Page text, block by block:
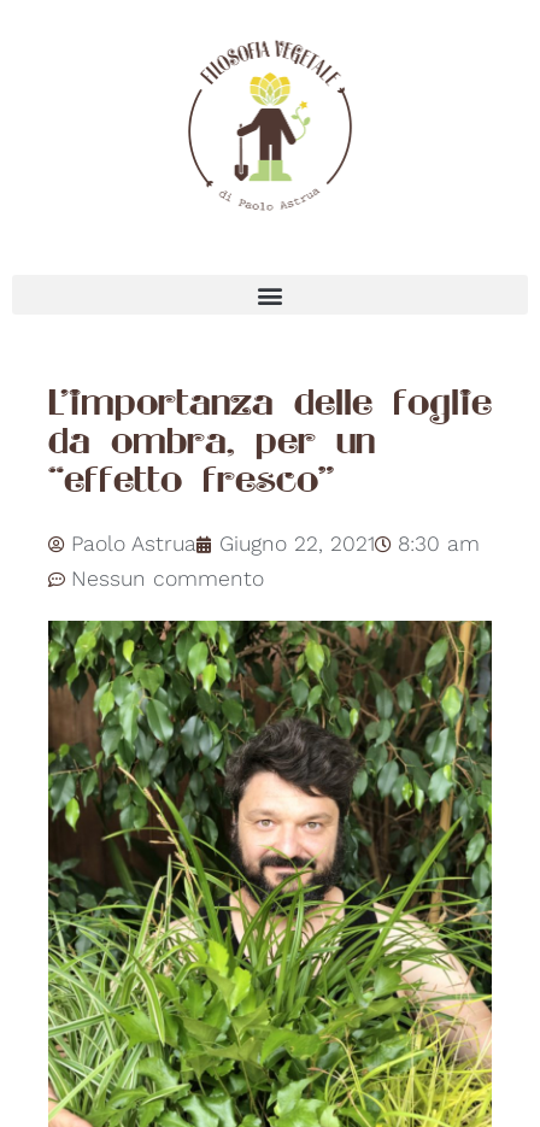
L’importanza delle foglie
da ombra, per un
“effetto fresco”
Paolo Astrua Giugno 22, 2021
8:30 am
Nessun commento